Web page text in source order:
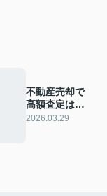
不動産売却で
高額査定は危
険？売れ残り
2026.03.29